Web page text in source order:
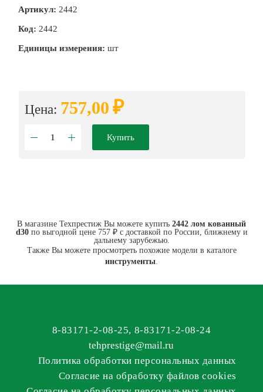
Артикул: 2442
Код: 2442
Единицы измерения: шт
Цена: 757,00 ₽
Купить
В магазине Техпрестиж Вы можете купить 2442 лом кованный
d30по выгодной цене 757 ₽ с доставкой по России, ближнему и
дальнему зарубежью.
Также Вы можете просмотреть похожие модели в каталоге
инструменты.
8-83171-2-08-25, 8-83171-2-08-24
tehprestige@mail.ru
Политика обработки персональных данных
Согласие на обработку файлов cookies